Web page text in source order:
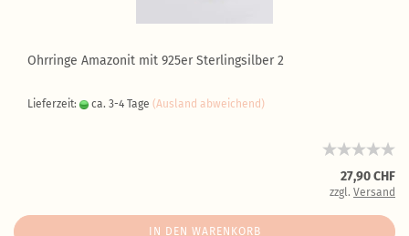
Ohrringe Amazonit mit 925er Sterlingsilber 2
Lieferzeit: ca. 3-4 Tage (Ausland abweichend)
27,90 CHF
zzgl. Versand
IN DEN WARENKORB